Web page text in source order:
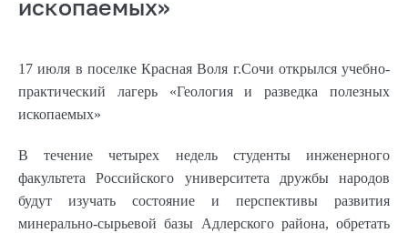
ископаемых»
17 июля в поселке Красная Воля г.Сочи открылся учебно-
практический лагерь «Геология и разведка полезных
ископаемых»
В течение четырех недель студенты инженерного
факультета Российского университета дружбы народов
будут изучать состояние и перспективы развития
минерально-сырьевой базы Адлерского района, обретать